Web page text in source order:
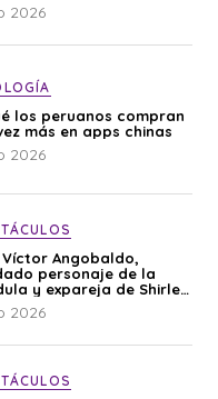
2026
los peruanos compran
más en apps chinas
2026
Víctor Angobaldo,
personaje de la
y expareja de Shirley
2026